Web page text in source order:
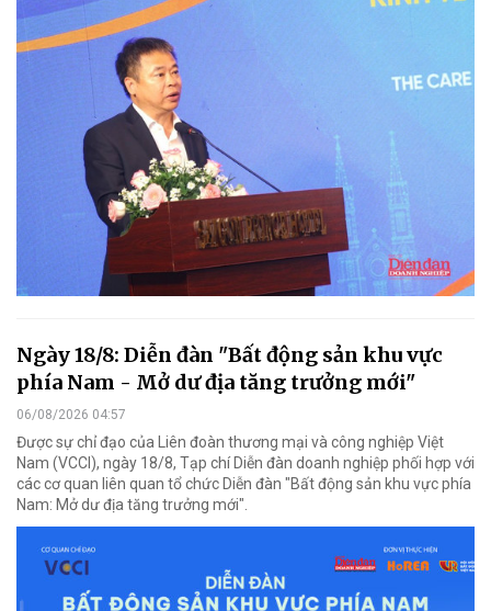
Ngày 18/8: Diễn đàn "Bất động sản khu vực
phía Nam - Mở dư địa tăng trưởng mới"
06/08/2026 04:57
Được sự chỉ đạo của Liên đoàn thương mại và công nghiệp Việt
Nam (VCCI), ngày 18/8, Tạp chí Diễn đàn doanh nghiệp phối hợp với
các cơ quan liên quan tổ chức Diễn đàn "Bất động sản khu vực phía
Nam: Mở dư địa tăng trưởng mới".